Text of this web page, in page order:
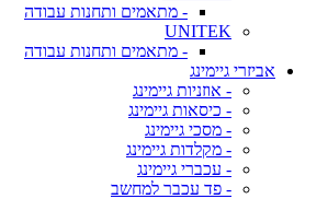
- מתאמים ותחנות עבודה
UNITEK
- מתאמים ותחנות עבודה
אביזרי גיימינג
- אוזניות גיימינג
- כיסאות גיימינג
- מסכי גיימינג
- מקלדות גיימינג
- עכברי גיימינג
- פד עכבר למחשב